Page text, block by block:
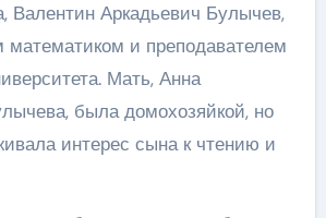
Валентин Аркадьевич Булычев,
и преподавателем
Мать, Анна
была домохозяйкой, но
интерес сына к чтению и